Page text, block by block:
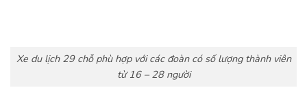
Xe du lịch 29 chỗ phù hợp với các đoàn có số lượng thành viên
từ 16 – 28 người